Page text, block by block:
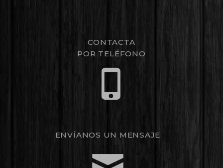
CONTACTA
POR TELÉFONO
ENVÍANOS UN MENSAJE